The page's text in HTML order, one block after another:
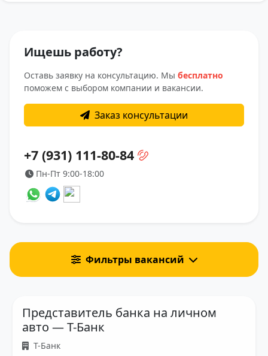
Фильтры вакансий
Ищешь работу?
Оставь заявку на консультацию. Мы бесплатно
поможем с выбором компании и вакансии.
Заказ консультации
+7 (931) 111-80-84
Пн-Пт 9:00-18:00
Представитель банка на личном
авто — Т-Банк
Т-Банк